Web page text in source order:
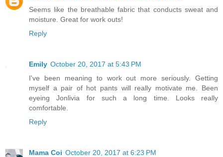
Seems like the breathable fabric that conducts sweat and
moisture. Great for work outs!
Reply
Emily October 20, 2017 at 5:43 PM
I've been meaning to work out more seriously. Getting
myself a pair of hot pants will really motivate me. Been
eyeing Jonlivia for such a long time. Looks really
comfortable.
Reply
Mama Coi October 20, 2017 at 6:23 PM